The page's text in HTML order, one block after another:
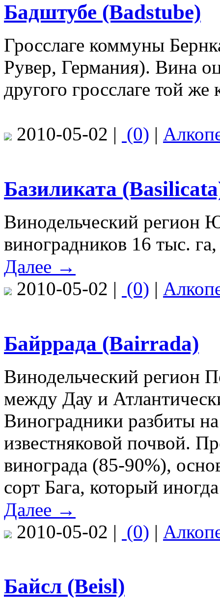
Бадштубе (Badstube)
Гросслаге коммуны
Рувер, Германия). Вина
другого гросслаге той
2010-05-02 | (0) |
Базиликата
Винодельческий
виноградников 16 тыс.
Далее →
2010-05-02 | (0) |
Байррада (Bairrada)
Винодельческий регион
между Дау и
Виноградники разбиты
известняковой почвой.
винограда (85-90%),
сорт Бага, который
Далее →
2010-05-02 | (0) |
Байсл (Beisl)